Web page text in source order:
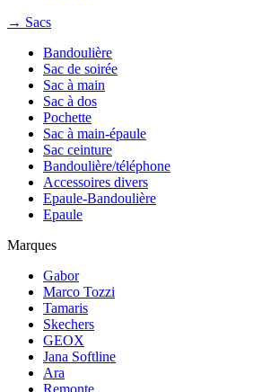
→ Sacs
Bandoulière
Sac de soirée
Sac à main
Sac à dos
Pochette
Sac à main-épaule
Sac ceinture
Bandoulière/téléphone
Accessoires divers
Epaule-Bandoulière
Epaule
Marques
Gabor
Marco Tozzi
Tamaris
Skechers
GEOX
Jana Softline
Ara
Remonte